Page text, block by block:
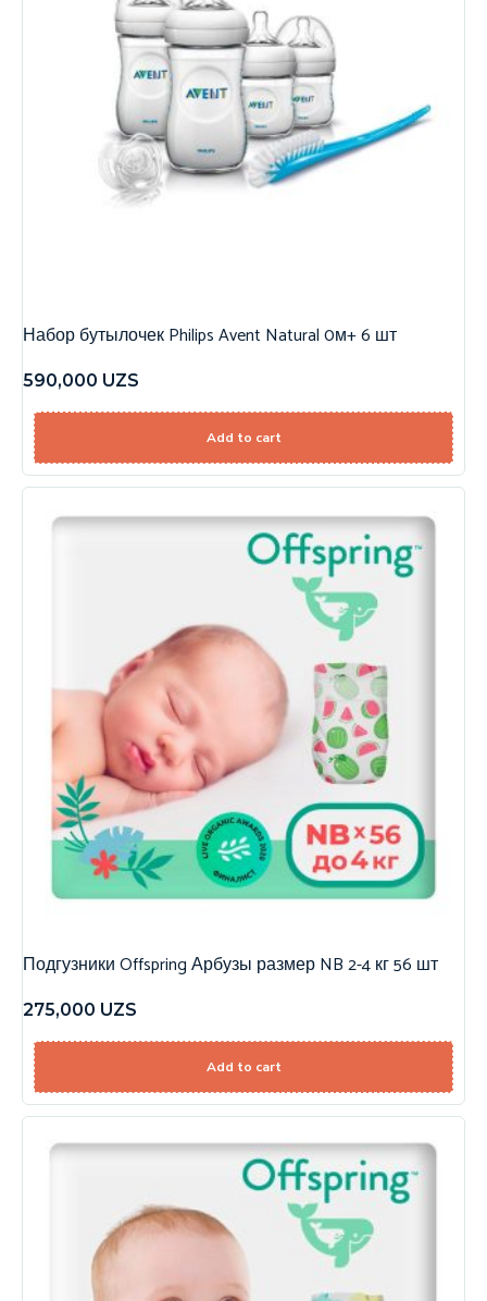
Набор бутылочек Philips Avent Natural 0м+ 6 шт
590,000 UZS
Add to cart
Подгузники Offspring Арбузы размер NB 2-4 кг 56 шт
275,000 UZS
Add to cart